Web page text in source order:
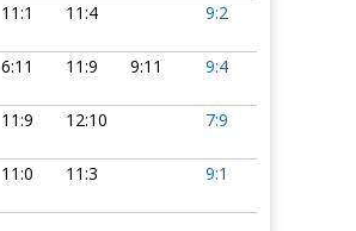
11:1 11:4 9:2
6:11 11:9 9:11 9:4
11:9 12:10 7:9
11:0 11:3 9:1